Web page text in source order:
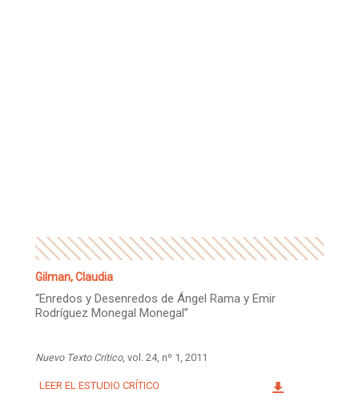
Gilman, Claudia
“Enredos y Desenredos de Ángel Rama y Emir
Rodríguez Monegal Monegal”
Nuevo Texto Crítico, vol. 24, nº 1, 2011
LEER EL ESTUDIO CRÍTICO